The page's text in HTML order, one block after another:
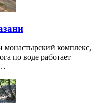
комплекс,
по воде работает